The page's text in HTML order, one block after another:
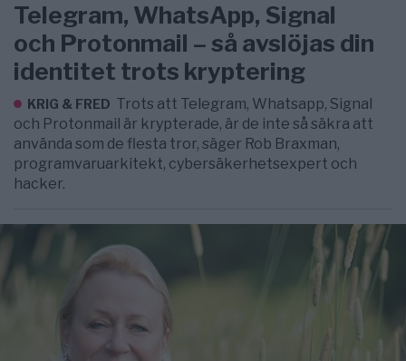
Telegram, WhatsApp, Signal
och Protonmail – så avslöjas din
identitet trots kryptering
KRIG & FRED Trots att Telegram, Whatsapp, Signal
och Protonmail är krypterade, är de inte så säkra att
använda som de flesta tror, säger Rob Braxman,
programvaruarkitekt, cybersäkerhetsexpert och
hacker.